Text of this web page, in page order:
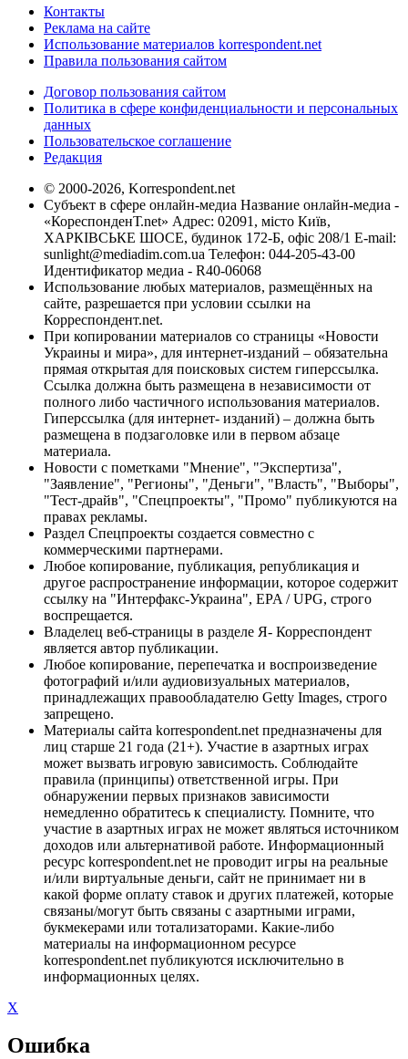
Контакты
Реклама на сайте
Использование материалов korrespondent.net
Правила пользования сайтом
Договор пользования сайтом
Политика в сфере конфиденциальности и персональных
данных
Пользовательское соглашение
Редакция
© 2000-2026, Korrespondent.net
Субъект в сфере онлайн-медиа Название онлайн-медиа -
«КореспонденТ.net» Адрес: 02091, місто Київ,
ХАРКІВСЬКЕ ШОСЕ, будинок 172-Б, офіс 208/1 E-mail:
sunlight@mediadim.com.ua Телефон: 044-205-43-00
Идентификатор медиа - R40-06068
Использование любых материалов, размещённых на
сайте, разрешается при условии ссылки на
Корреспондент.net.
При копировании материалов со страницы «Новости
Украины и мира», для интернет-изданий – обязательна
прямая открытая для поисковых систем гиперссылка.
Ссылка должна быть размещена в независимости от
полного либо частичного использования материалов.
Гиперссылка (для интернет- изданий) – должна быть
размещена в подзаголовке или в первом абзаце
материала.
Новости с пометками "Мнение", "Экспертиза",
"Заявление", "Регионы", "Деньги", "Власть", "Выборы",
"Тест-драйв", "Спецпроекты", "Промо" публикуются на
правах рекламы.
Раздел Спецпроекты создается совместно с
коммерческими партнерами.
Любое копирование, публикация, републикация и
другое распространение информации, которое содержит
ссылку на "Интерфакс-Украина", EPA / UPG, строго
воспрещается.
Владелец веб-страницы в разделе Я- Корреспондент
является автор публикации.
Любое копирование, перепечатка и воспроизведение
фотографий и/или аудиовизуальных материалов,
принадлежащих правообладателю Getty Images, строго
запрещено.
Материалы сайта korrespondent.net предназначены для
лиц старше 21 года (21+). Участие в азартных играх
может вызвать игровую зависимость. Соблюдайте
правила (принципы) ответственной игры. При
обнаружении первых признаков зависимости
немедленно обратитесь к специалисту. Помните, что
участие в азартных играх не может являться источником
доходов или альтернативой работе. Информационный
ресурс korrespondent.net не проводит игры на реальные
и/или виртуальные деньги, сайт не принимает ни в
какой форме оплату ставок и других платежей, которые
связаны/могут быть связаны с азартными играми,
букмекерами или тотализаторами. Какие-либо
материалы на информационном ресурсе
korrespondent.net публикуются исключительно в
информационных целях.
X
Ошибка